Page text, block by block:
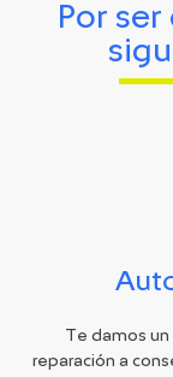
Por
Te damos
reparación a